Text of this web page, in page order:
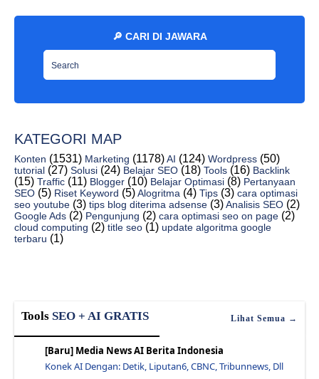
Kumpulan 10 Tag Kondisional Blogger Terbaru - Jaw...
4 Manfaatkan Image Gallery Bootstrap (Bootstrap Im...
Transisi Bentuk Svg Melalui Animasi Css3 - Jawaras...
Blogspot Cara Menampilkan Plugin Webtex Di Blogger...
12 Code Lain Untuk Membuat Lazy Loading Iklan Pada...
Blogger Membuat Fans Page Dengan Widget Blogger - ...
Cara Membuat Daftar Isi Tertulis Dengan Daftar Lab...
Cara Membuat Slider di Blogger Olivia Disney - Jaw...
Berbagi Tips Yang Mengatasi Heading Tag Di H1 H2 H...
Internal Link Seo: Tips, Manfaat - Jawaraspeed
Cara Sederhana Dan Cepat Mempercepat Loading Blog ...
🔎 CARI DI JAWARA
KATEGORI MAP
Konten (1531) Marketing (1178)AI (124) Wordpress (50)
tutorial (27) Solusi (24) Belajar SEO (18) Tools (16) Backlink
(15) Traffic (11) Blogger (10) Belajar Optimasi (8) Pertanyaan
SEO (5) Riset Keyword (5)Alogritma (4) Tips (3) cara optimasi
seo youtube (3) tips blog diterima adsense (3)Analisis SEO (2)
Google Ads (2) Pengunjung (2) cara optimasi seo on page (2)
cloud computing (2) title seo (1) update algoritma google
terbaru (1)
Tools SEO + AI GRATIS Lihat Semua →
[Baru] Media News AI Berita Indonesia
Konek AI Dengan: Detik, Liputan6, CBNC, Tribunnews, Dll